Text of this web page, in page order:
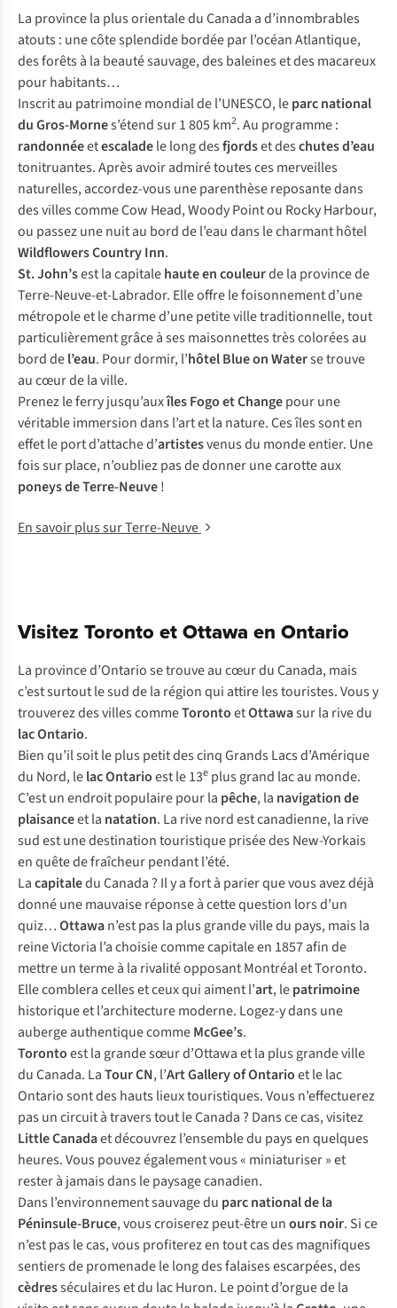
La province la plus orientale du Canada a d’innombrables
atouts : une côte splendide bordée par l’océan Atlantique,
des forêts à la beauté sauvage, des baleines et des macareux
pour habitants…
Inscrit au patrimoine mondial de l’UNESCO, leparc national
du Gros-Mornes’étend sur 1 805 km2. Au programme :
randonnéeetescaladele long desfjordset deschutes d’eau
tonitruantes. Après avoir admiré toutes ces merveilles
naturelles, accordez-vous une parenthèse reposante dans
des villes comme Cow Head, Woody Point ou Rocky Harbour,
ou passez une nuit au bord de l’eau dans le charmant hôtel
Wildflowers Country Inn.
St. John’sest la capitalehaute en couleurde la province de
Terre-Neuve-et-Labrador. Elle offre le foisonnement d’une
métropole et le charme d’une petite ville traditionnelle, tout
particulièrement grâce à ses maisonnettes très colorées au
bord del’eau. Pour dormir, l’hôtel Blue on Waterse trouve
au cœur de la ville.
Prenez le ferry jusqu’auxîles Fogo et Changepour une
véritable immersion dans l’art et la nature. Ces îles sont en
effet le port d’attache d’artistesvenus du monde entier. Une
fois sur place, n’oubliez pas de donner une carotte aux
poneys de Terre-Neuve!
En savoir plus sur Terre-Neuve
Visitez Toronto et Ottawa en Ontario
La province d’Ontario se trouve au cœur du Canada, mais
c’est surtout le sud de la région qui attire les touristes. Vous y
trouverez des villes commeTorontoetOttawasur la rive du
lac Ontario.
Bien qu’il soit le plus petit des cinq Grands Lacs d’Amérique
du Nord, lelac Ontarioest le 13e plus grand lac au monde.
C’est un endroit populaire pour la pêche, la navigation de
plaisanceet la natation. La rive nord est canadienne, la rive
sud est une destination touristique prisée des New-Yorkais
en quête de fraîcheur pendant l’été.
Lacapitaledu Canada ? Il y a fort à parier que vous avez déjà
donné une mauvaise réponse à cette question lors d’un
quiz…Ottawan’est pas la plus grande ville du pays, mais la
reine Victoria l’a choisie comme capitale en 1857 afin de
mettre un terme à la rivalité opposant Montréal et Toronto.
Elle comblera celles et ceux qui aiment l’art, lepatrimoine
historique et l’architecture moderne. Logez-y dans une
auberge authentique commeMcGee’s.
Torontoest la grande sœur d’Ottawa et la plus grande ville
du Canada. LaTour CN, l’Art Gallery of Ontarioet le lac
Ontario sont des hauts lieux touristiques. Vous n’effectuerez
pas un circuit à travers tout le Canada ? Dans ce cas, visitez
Little Canadaet découvrez l’ensemble du pays en quelques
heures. Vous pouvez également vous « miniaturiser » et
rester à jamais dans le paysage canadien.
Dans l’environnement sauvage du parc national de la
Péninsule-Bruce, vous croiserez peut-être unours noir. Si ce
n’est pas le cas, vous profiterez en tout cas des magnifiques
sentiers de promenade le long des falaises escarpées, des
cèdresséculaires et du lac Huron. Le point d’orgue de la